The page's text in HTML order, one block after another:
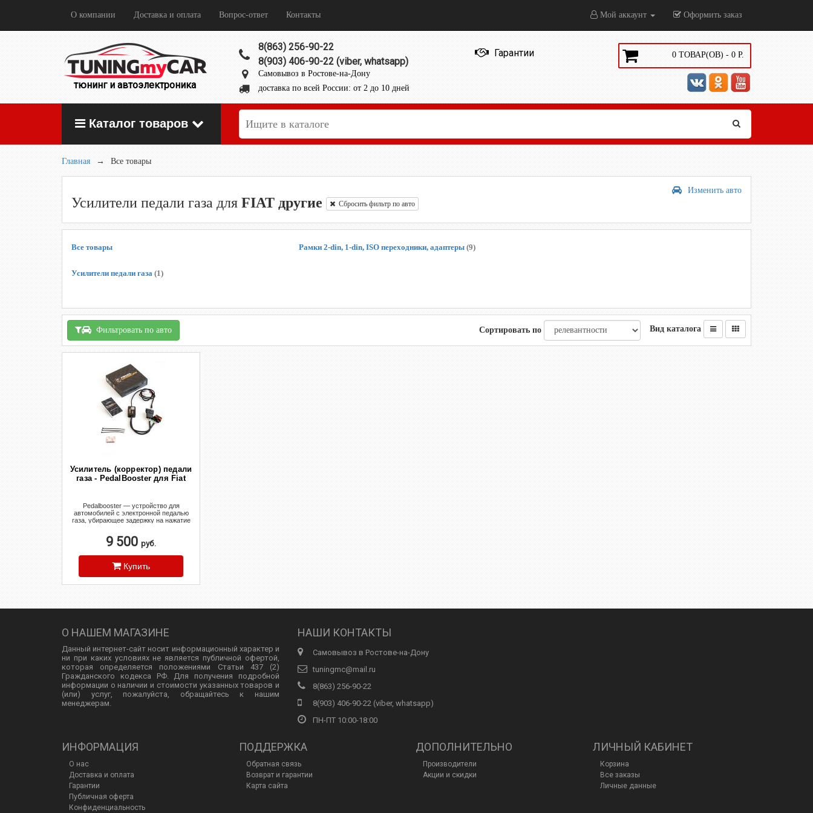
О компании Доставка и оплата Вопрос-ответ Контакты Мой аккаунт Оформить заказ
тюнинг и автоэлектроника
8(863) 256-90-22
8(903) 406-90-22 (viber, whatsapp)
Самовывоз в Ростове-на-Дону
доставка по всей России: от 2 до 10 дней
Гарантии 0 ТОВАР(ОВ) - 0 Р.
Каталог товаров
Главная → Все товары
Усилители педали газа для FIAT другие Сбросить фильтр по авто
Изменить авто
Все товары
Усилители педали газа (1)
Рамки 2-din, 1-din, ISO переходники, адаптеры (9)
Фильтровать по авто Вид каталога
Сортировать по
Усилитель (корректор) педали
газа - PedalBooster для Fiat
Pedalbooster — устройство для
автомобилей с электронной педалью
газа, убирающее задержку на нажатие
отзывчивость двигателя
9 500 руб.
Купить
О НАШЕМ МАГАЗИНЕ
Данный интернет-сайт носит информационный характер и
ни при каких условиях не является публичной офертой,
которая определяется положениями Статьи 437 (2)
Гражданского кодекса РФ. Для получения подробной
информации о наличии и стоимости указанных товаров и
(или) услуг, пожалуйста, обращайтесь к нашим
менеджерам.
НАШИ КОНТАКТЫ
Самовывоз в Ростове-на-Дону
tuningmc@mail.ru
8(863) 256-90-22
8(903) 406-90-22 (viber, whatsapp)
ПН-ПТ 10:00-18:00
ИНФОРМАЦИЯ
О нас
Доставка и оплата
Гарантии
Публичная оферта
Конфиденциальность
ПОДДЕРЖКА
Обратная связь
Возврат и гарантии
Карта сайта
ДОПОЛНИТЕЛЬНО
Производители
Акции и скидки
ЛИЧНЫЙ КАБИНЕТ
Корзина
Все заказы
Личные данные